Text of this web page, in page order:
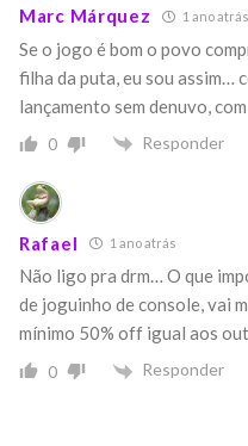
Marc Márquez 1 ano atrás
Se o jogo é bom o povo
filha da puta, eu sou assim…
lançamento sem denuvo,
0 Responder
Rafael 1 ano atrás
Não ligo pra drm… O que
de joguinho de console, vai
mínimo 50% off igual aos
0 Responder